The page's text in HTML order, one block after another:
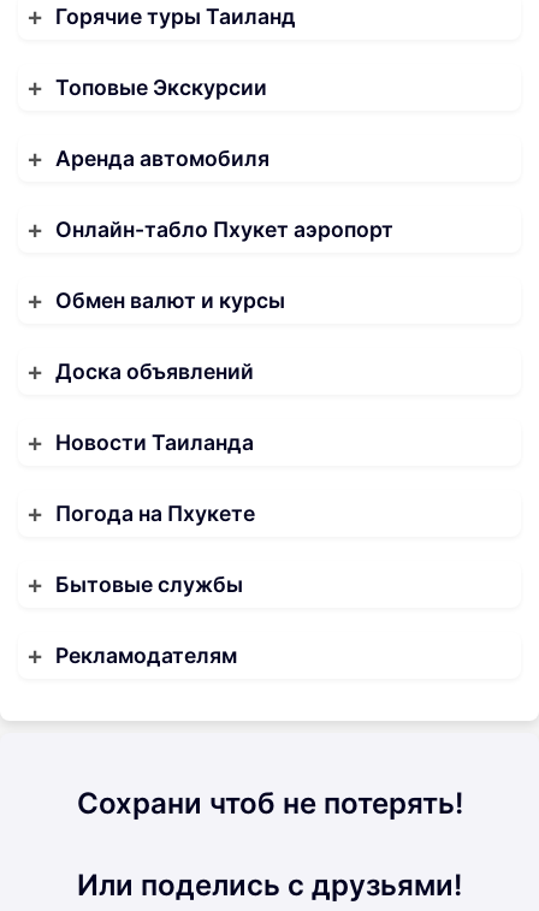
Горячие туры Таиланд
Топовые Экскурсии
Аренда автомобиля
Онлайн-табло Пхукет аэропорт
Обмен валют и курсы
Доска объявлений
Новости Таиланда
Погода на Пхукете
Бытовые службы
Рекламодателям
Сохрани чтоб не потерять!
Или поделись с друзьями!